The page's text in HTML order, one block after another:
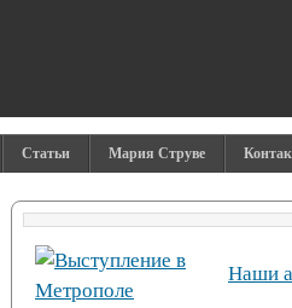
Статьи Мария Струве
Наши